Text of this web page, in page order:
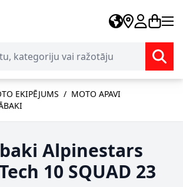
EKIPĒJUMS / MOTO APAVI
Alpinestars
10 SQUAD 23